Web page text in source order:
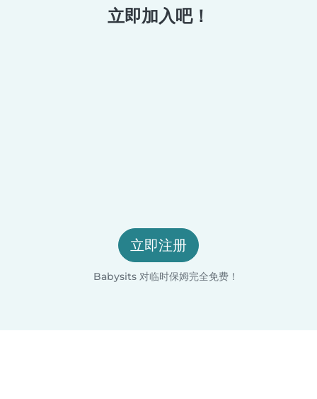
立即加入吧！
立即注册
Babysits 对临时保姆完全免费！